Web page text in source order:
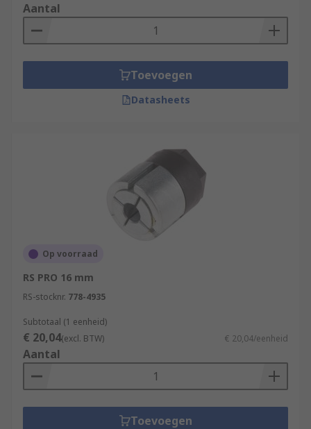
Aantal
Toevoegen
Datasheets
Op voorraad
RS PRO 16 mm
RS-stocknr. 778-4935
Subtotaal (1 eenheid)
€ 20,04(excl. BTW) € 20,04/eenheid
Aantal
Toevoegen